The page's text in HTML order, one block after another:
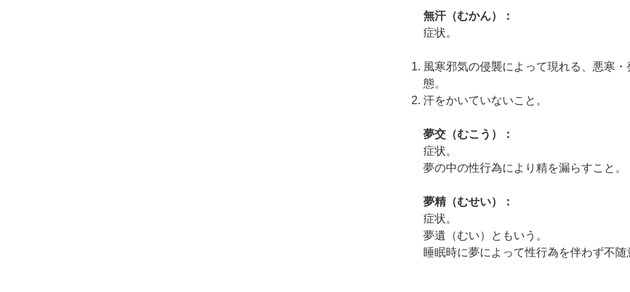
無汗（むかん）：
症状。
風寒邪気の侵襲によって現れる、悪寒
態。
汗をかいていないこと。
夢交（むこう）：
症状。
夢の中の性行為により精を漏らすこと。
夢精（むせい）：
症状。
夢遺（むい）ともいう。
睡眠時に夢によって性行為を伴わず不随